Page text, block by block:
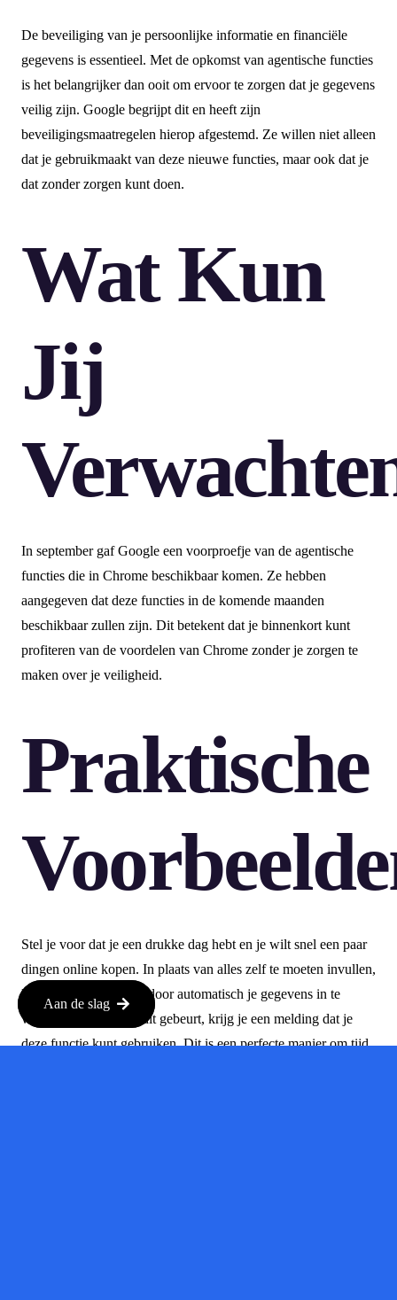
De beveiliging van je persoonlijke informatie en financiële
gegevens is essentieel. Met de opkomst van agentische functies
is het belangrijker dan ooit om ervoor te zorgen dat je gegevens
veilig zijn. Google begrijpt dit en heeft zijn
beveiligingsmaatregelen hierop afgestemd. Ze willen niet alleen
dat je gebruikmaakt van deze nieuwe functies, maar ook dat je
dat zonder zorgen kunt doen.
Wat Kun
Jij
In september gaf Google een voorproefje van de agentische
functies die in Chrome beschikbaar komen. Ze hebben
aangegeven dat deze functies in de komende maanden
beschikbaar zullen zijn. Dit betekent dat je binnenkort kunt
profiteren van de voordelen van Chrome zonder je zorgen te
maken over je veiligheid.
Praktische
Stel je voor dat je een drukke dag hebt en je wilt snel een paar
dingen online kopen. In plaats van alles zelf te moeten invullen,
kan Chrome je helpen door automatisch je gegevens in te
vullen. Maar voordat dit gebeurt, krijg je een melding dat je
deze functie kunt gebruiken. Dit is een perfecte manier om tijd
Aan de slag